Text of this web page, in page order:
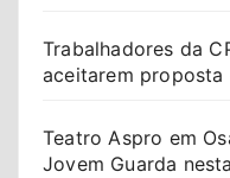
Trabalhadores da
aceitarem
Teatro Aspro em
Jovem Guarda